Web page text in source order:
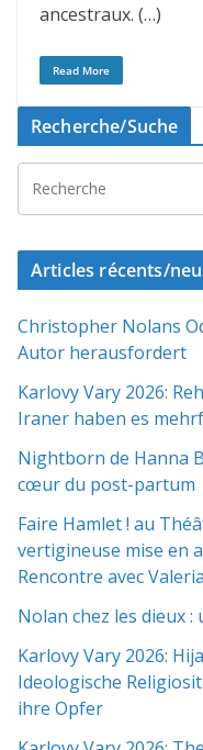
ancestraux. (…)
Read More
Recherche/Suche
Articles récents/
Christopher Nolans
Autor herausfordert
Karlovy Vary 2026:
Iraner haben es
Nightborn de Hanna
cœur du post-partum
Faire Hamlet ! au
vertigineuse mise en
Rencontre avec
Nolan chez les dieux :
Karlovy Vary 2026:
Ideologische
ihre Opfer